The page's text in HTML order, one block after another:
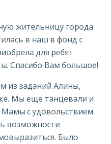
жительницу города
в наш в фонд с
для ребят
Спасибо Вам большое!
из заданий Алины,
Мы еще танцевали и
Мамы с удовольствием
возможности
Было